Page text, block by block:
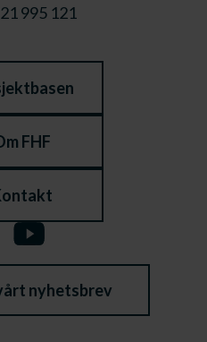
995 121
FHF
nyhetsbrev